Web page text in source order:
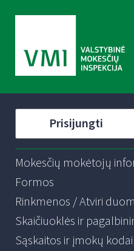
Prisijungti
Mokesčių mokėtojų
Formos
Rinkmenos / Atviri
Skaičiuoklės ir
Sąskaitos ir įmokų kodai